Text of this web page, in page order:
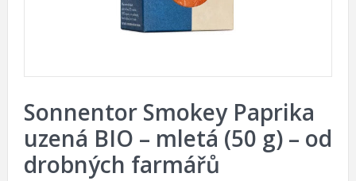
Sonnentor Smokey Paprika
uzená BIO – mletá (50 g) – od
drobných farmářů